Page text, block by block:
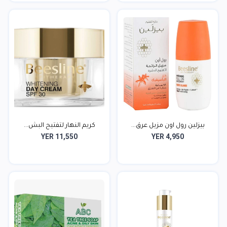
بيزلين رول اون مزيل عرق...
YER 4,950
كريم النهار لتفتيح البش...
YER 11,550